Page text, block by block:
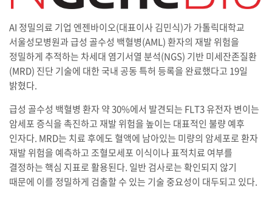
AI 정밀의료 기업 엔젠바이오(대표이사 김민식)가 가톨릭대학교
서울성모병원과 급성 골수성 백혈병(AML) 환자의 재발 위험을
정밀하게 추적하는 차세대 염기서열 분석(NGS) 기반 미세잔존질환
(MRD) 진단 기술에 대한 국내 공동 특허 등록을 완료했다고 19일
밝혔다.
급성 골수성 백혈병 환자 약 30%에서 발견되는 FLT3 유전자 변이는
암세포 증식을 촉진하고 재발 위험을 높이는 대표적인 불량 예후
인자다. MRD는 치료 후에도 혈액에 남아있는 미량의 암세포로 환자
재발 위험을 예측하고 조혈모세포 이식이나 표적치료 여부를
결정하는 핵심 지표로 활용된다. 일반 검사로는 확인되지 않기
때문에 이를 정밀하게 검출할 수 있는 기술 중요성이 대두되고 있다.